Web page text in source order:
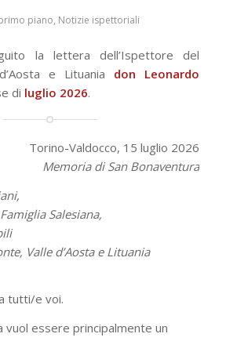
piano, Notizie ispettoriali
la lettera dell’Ispettore del
e Lituania don Leonardo
di luglio 2026.
Torino-Valdocco, 15 luglio 2026
Memoria di San Bonaventura
Salesiana,
Valle d’Aosta e Lituania
tutti/e voi.
essere principalmente un